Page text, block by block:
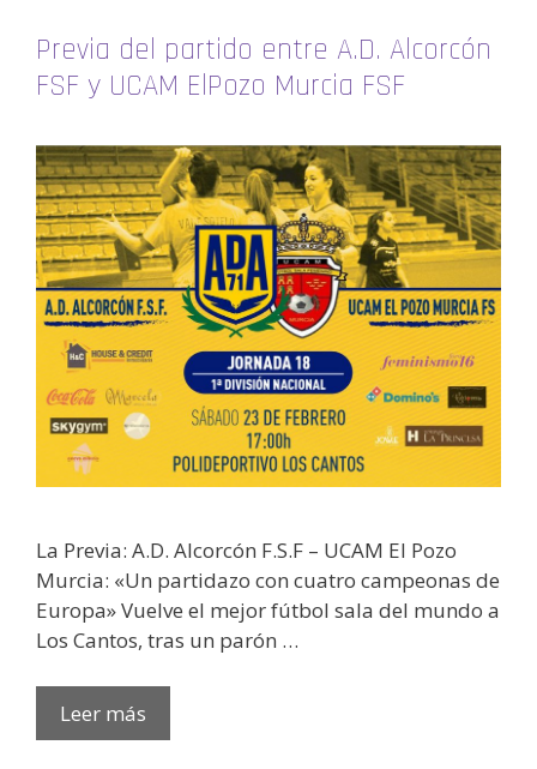
Previa del partido entre A.D. Alcorcón
FSF y UCAM ElPozo Murcia FSF
La Previa: A.D. Alcorcón F.S.F – UCAM El Pozo
Murcia: «Un partidazo con cuatro campeonas de
Europa» Vuelve el mejor fútbol sala del mundo a
Los Cantos, tras un parón …
Leer más